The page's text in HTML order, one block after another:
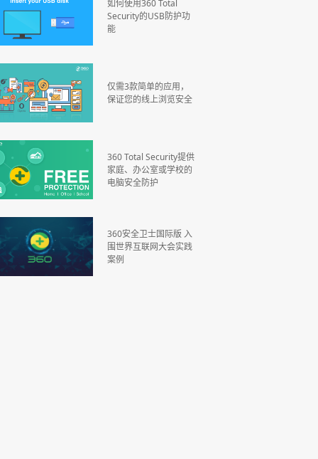
如何使用360 Total
Security的USB防护功
能
仅需3款简单的应用，
保证您的线上浏览安全
360 Total Security提供
家庭、办公室或学校的
电脑安全防护
360安全卫士国际版 入
围世界互联网大会实践
案例